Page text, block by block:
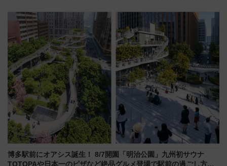
受注販売
推し活を楽しもう！（2026年
博多駅前にオアシス誕生！ 8/7開園「明治公園」九州初サウナ
TOTOPAや日本一のピザなど絶品グルメ登場で駅前の過ごし方は